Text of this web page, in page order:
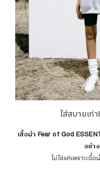
ใส่สบายเท่
เสื้อผ้า Fear of God
อย่าง
ไม่ใช่แค่เพราะเนื้